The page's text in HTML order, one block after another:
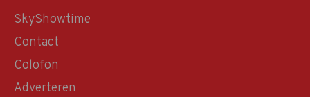
SkyShowtime
Contact
Colofon
Adverteren